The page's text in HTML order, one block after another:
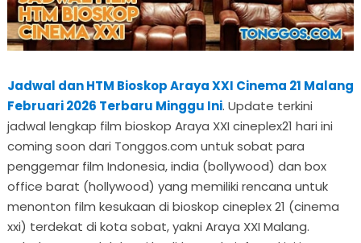
Jadwal dan HTM Bioskop Araya XXI Cinema 21 Malang
Februari 2026 Terbaru Minggu Ini. Update terkini
jadwal lengkap film bioskop Araya XXI cineplex21 hari ini
coming soon dari Tonggos.com untuk sobat para
penggemar film Indonesia, india (bollywood) dan box
office barat (hollywood) yang memiliki rencana untuk
menonton film kesukaan di bioskop cineplex 21 (cinema
xxi) terdekat di kota sobat, yakni Araya XXI Malang.